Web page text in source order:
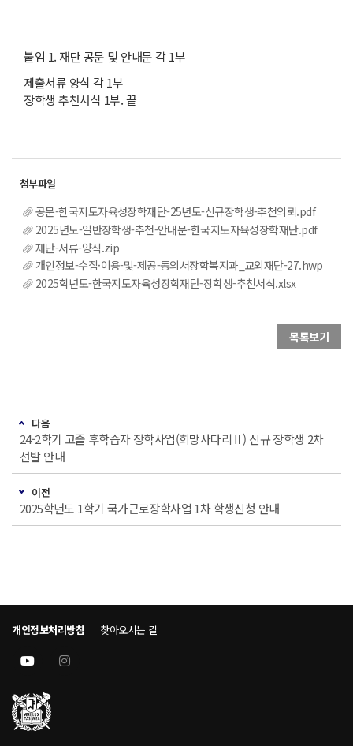
붙임 1. 재단 공문 및 안내문 각 1부
제출서류 양식 각 1부
장학생 추천서식 1부. 끝
공문-한국지도자육성장학재단-25년도-신규장학생-추천의뢰.pdf
2025년도-일반장학생-추천-안내문-한국지도자육성장학재단.pdf
재단-서류-양식.zip
개인정보-수집·이용-및-제공-동의서장학복지과_교외재단-27.hwp
2025학년도-한국지도자육성장학재단-장학생-추천서식.xlsx
목록보기
다음
24-2학기 고졸 후학습자 장학사업(희망사다리Ⅱ) 신규 장학생 2차
선발 안내
이전
2025학년도 1학기 국가근로장학사업 1차 학생신청 안내
개인정보처리방침 찾아오시는 길